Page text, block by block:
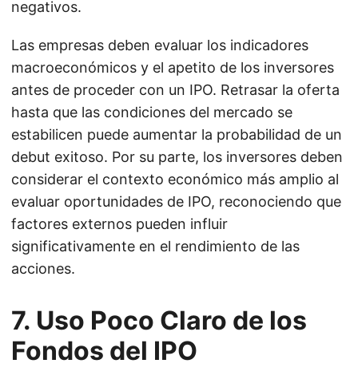
negativos.
Las empresas deben evaluar los indicadores
macroeconómicos y el apetito de los inversores
antes de proceder con un IPO. Retrasar la oferta
hasta que las condiciones del mercado se
estabilicen puede aumentar la probabilidad de un
debut exitoso. Por su parte, los inversores deben
considerar el contexto económico más amplio al
evaluar oportunidades de IPO, reconociendo que
factores externos pueden influir
significativamente en el rendimiento de las
acciones.
7. Uso Poco Claro de los
Fondos del IPO